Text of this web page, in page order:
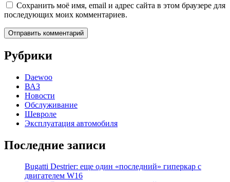
Сохранить моё имя, email и адрес сайта в этом браузере для
последующих моих комментариев.
Рубрики
Daewoo
ВАЗ
Новости
Обслуживание
Шевроле
Эксплуатация автомобиля
Последние записи
Bugatti Destrier: еще один «последний» гиперкар с
двигателем W16